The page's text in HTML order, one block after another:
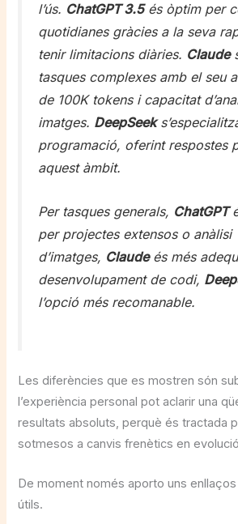
l’ús. ChatGPT 3.5és òptim per
quotidianes gràcies a la seva
tenir limitacions diàries. Claude
tasques complexes amb el seu
de 100K tokens i capacitat
imatges. DeepSeek
programació, oferint respostes
aquest àmbit.
Per tasques generals, ChatGPT
per projectes extensos o anàlisi
d’imatges, Claudeés més
desenvolupament de codi,
l’opció més recomanable.
Les diferències que es mostren són
l’experiència personal pot aclarir una
resultats absoluts, perquè és tractada
sotmesos a canvis frenètics en
De moment només aporto uns
útils.